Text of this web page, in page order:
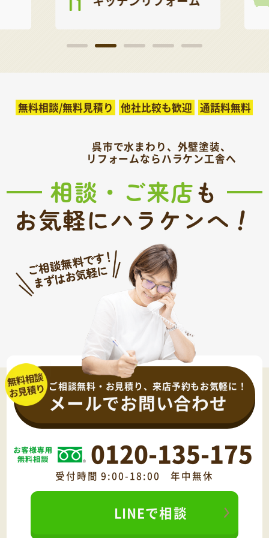
無料相談/無料見積り 他社比較も歓迎 通話料無料
呉市で水まわり、外壁塗装、
リフォームならハラケン工舎へ
相談・ご来店も
お気軽にハラケンへ！
ご相談無料・お見積り、来店予約もお気軽に！
メールでお問い合わせ
0120-135-175
受付時間 9:00-18:00 年中無休
LINEで相談